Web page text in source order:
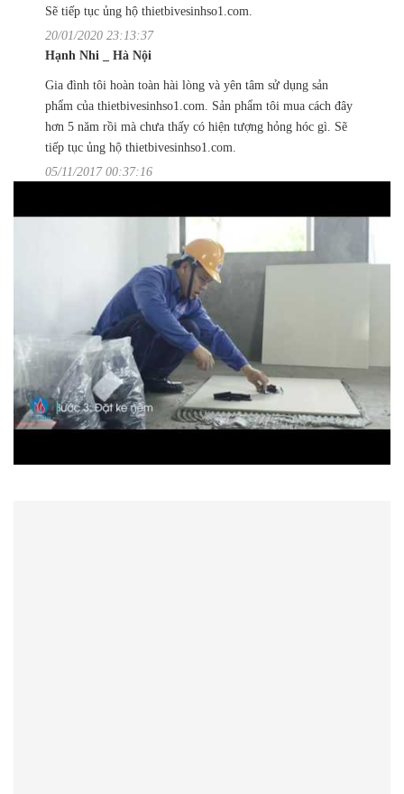
Sẽ tiếp tục ủng hộ thietbivesinhso1.com.
20/01/2020 23:13:37
Hạnh Nhi _ Hà Nội
Gia đình tôi hoàn toàn hài lòng và yên tâm sử dụng sản
phẩm của thietbivesinhso1.com. Sản phẩm tôi mua cách đây
hơn 5 năm rồi mà chưa thấy có hiện tượng hỏng hóc gì. Sẽ
tiếp tục ủng hộ thietbivesinhso1.com.
05/11/2017 00:37:16